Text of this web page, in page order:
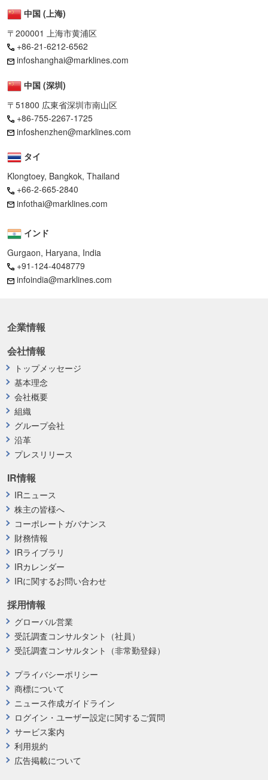
中国 (上海)
〒200001 上海市黄浦区
+86-21-6212-6562
infoshanghai@marklines.com
中国 (深圳)
〒51800 広東省深圳市南山区
+86-755-2267-1725
infoshenzhen@marklines.com
タイ
Klongtoey, Bangkok, Thailand
+66-2-665-2840
infothai@marklines.com
インド
Gurgaon, Haryana, India
+91-124-4048779
infoindia@marklines.com
企業情報
プライバシーポリシー
商標について
ニュース作成ガイドライン
ログイン・ユーザー設定に関するご質問
サービス案内
利用規約
広告掲載について
採用情報
グローバル営業
受託調査コンサルタント（社員）
受託調査コンサルタント（非常勤登録）
会社情報
トップメッセージ
基本理念
会社概要
組織
グループ会社
沿革
プレスリリース
IR情報
IRニュース
株主の皆様へ
コーポレートガバナンス
財務情報
IRライブラリ
IRカレンダー
IRに関するお問い合わせ